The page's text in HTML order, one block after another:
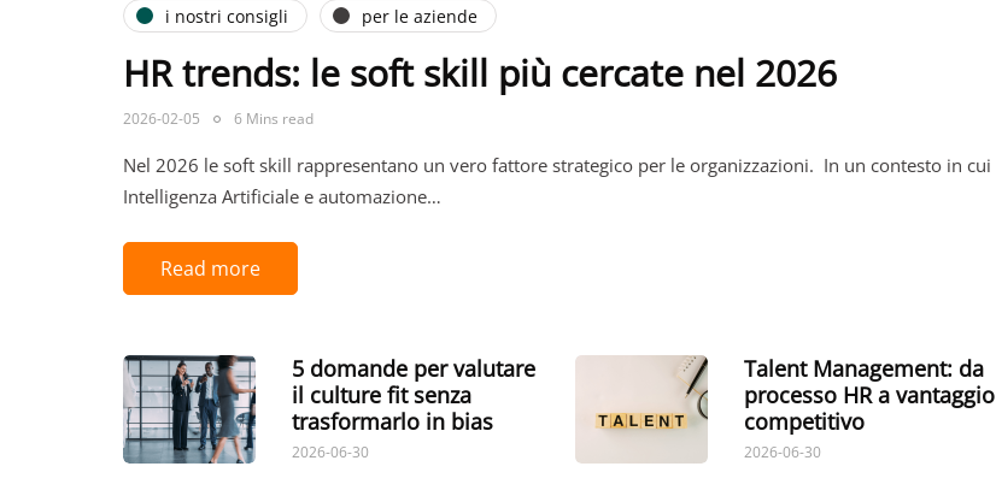
i nostri consigli per le aziende
HR trends: le soft skill più cercate nel 2026
2026-02-05 6 Mins read
Nel 2026 le soft skill rappresentano un vero fattore strategico per le organizzazioni. In un contesto in cui
Intelligenza Artificiale e automazione…
Read more
5 domande per valutare
il culture fit senza
trasformarlo in bias
2026-06-30
Talent Management: da
processo HR a vantaggio
competitivo
2026-06-30